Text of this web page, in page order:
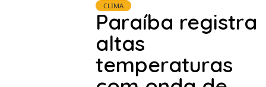
CLIMA
Paraíba registra
altas
temperaturas